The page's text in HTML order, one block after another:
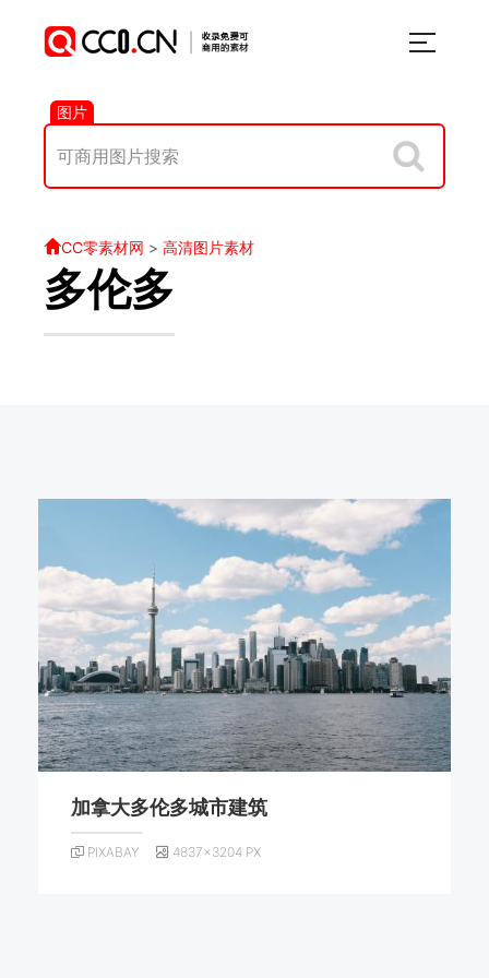
图片
CC零素材网 > 高清图片素材
多伦多
加拿大多伦多城市建筑
PIXABAY 4837×3204 PX